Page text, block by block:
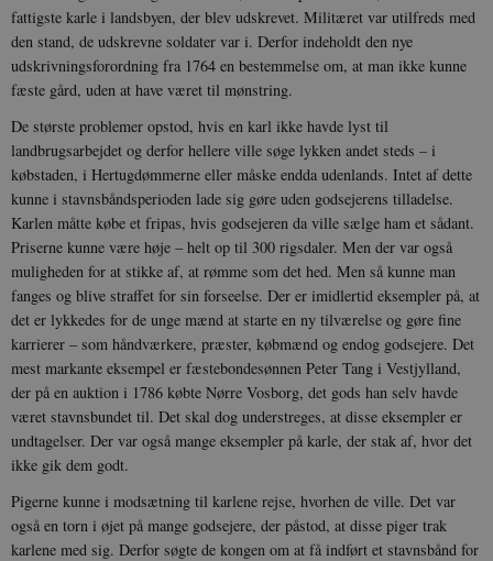
fattigste karle i landsbyen, der blev udskrevet. Militæret var utilfreds med
den stand, de udskrevne soldater var i. Derfor indeholdt den nye
udskrivningsforordning fra 1764 en bestemmelse om, at man ikke kunne
fæste gård, uden at have været til mønstring.
De største problemer opstod, hvis en karl ikke havde lyst til
landbrugsarbejdet og derfor hellere ville søge lykken andet steds – i
købstaden, i Hertugdømmerne eller måske endda udenlands. Intet af dette
kunne i stavnsbåndsperioden lade sig gøre uden godsejerens tilladelse.
Karlen måtte købe et fripas, hvis godsejeren da ville sælge ham et sådant.
Priserne kunne være høje – helt op til 300 rigsdaler. Men der var også
muligheden for at stikke af, at rømme som det hed. Men så kunne man
fanges og blive straffet for sin forseelse. Der er imidlertid eksempler på, at
det er lykkedes for de unge mænd at starte en ny tilværelse og gøre fine
karrierer – som håndværkere, præster, købmænd og endog godsejere. Det
mest markante eksempel er fæstebondesønnen Peter Tang i Vestjylland,
der på en auktion i 1786 købte Nørre Vosborg, det gods han selv havde
været stavnsbundet til. Det skal dog understreges, at disse eksempler er
undtagelser. Der var også mange eksempler på karle, der stak af, hvor det
ikke gik dem godt.
Pigerne kunne i modsætning til karlene rejse, hvorhen de ville. Det var
også en torn i øjet på mange godsejere, der påstod, at disse piger trak
karlene med sig. Derfor søgte de kongen om at få indført et stavnsbånd for